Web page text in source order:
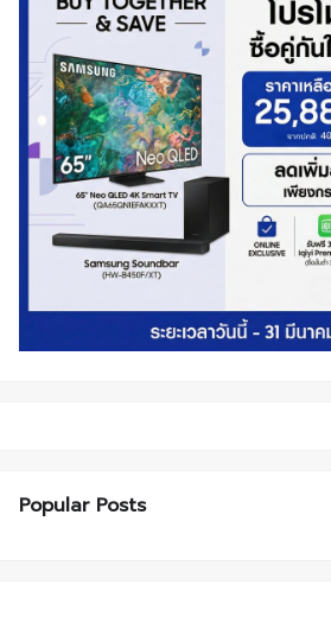
Popular Posts